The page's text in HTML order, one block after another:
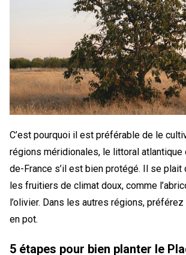
C’est pourquoi il est préférable de le
régions méridionales, le littoral atlantique
de-France s’il est bien protégé. Il se plait
les fruitiers de climat doux, comme
l’olivier. Dans les autres régions,
en pot.
5 étapes pour bien planter le